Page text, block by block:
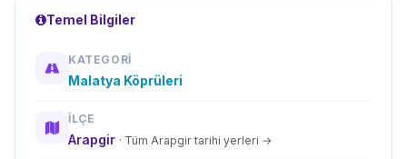
Temel Bilgiler
KATEGORI
Malatya Köprüleri
İLÇE
Arapgir · Tüm Arapgir tarihi yerleri →